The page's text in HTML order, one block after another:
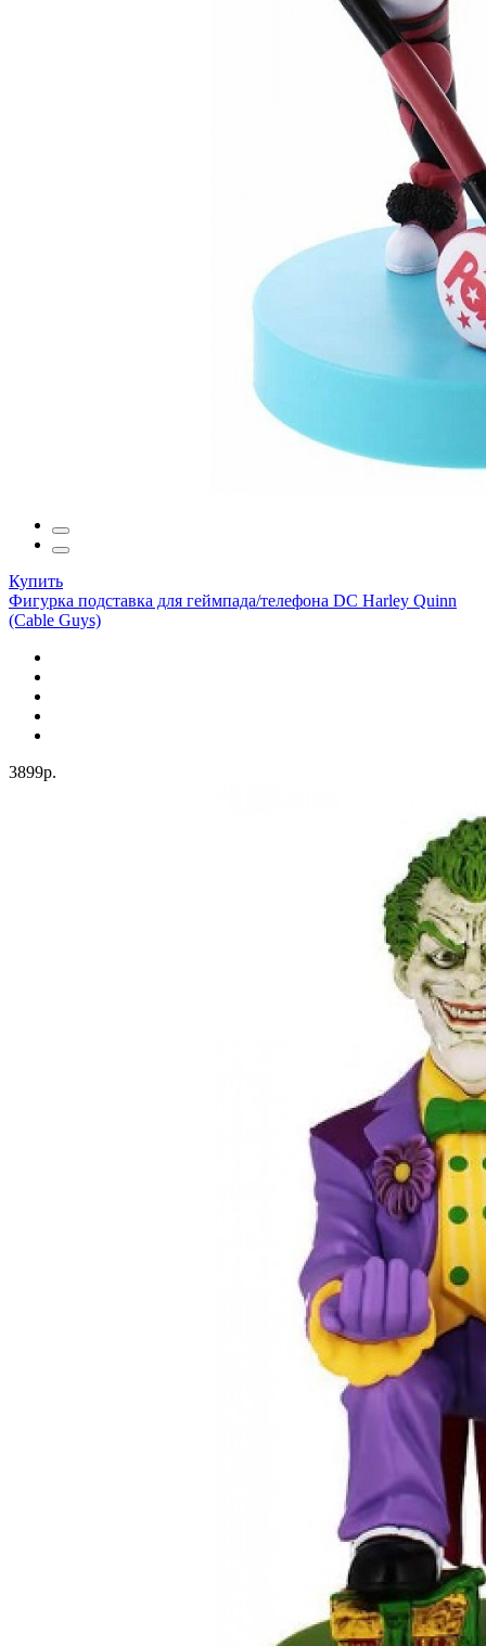
Купить
Фигурка подставка для геймпада/телефона DC Harley Quinn
(Cable Guys)
3899р.